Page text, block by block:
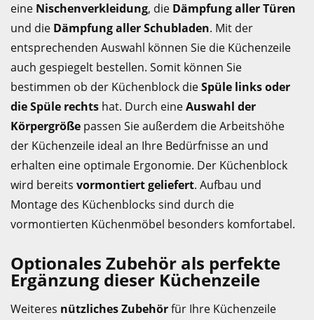
eine Nischenverkleidung, die Dämpfung aller Türen
und die Dämpfung aller Schubladen. Mit der
entsprechenden Auswahl können Sie die Küchenzeile
auch gespiegelt bestellen. Somit können Sie
bestimmen ob der Küchenblock dieSpüle links oder
die Spüle rechts hat. Durch eineAuswahl der
Körpergröße passen Sie außerdem die Arbeitshöhe
der Küchenzeile ideal an Ihre Bedürfnisse an und
erhalten eine optimale Ergonomie. Der Küchenblock
wird bereits vormontiert geliefert. Aufbau und
Montage des Küchenblocks sind durch die
vormontierten Küchenmöbel besonders komfortabel.
Optionales Zubehör als perfekte
Ergänzung dieser Küchenzeile
Weiteres nützliches Zubehörfür Ihre Küchenzeile